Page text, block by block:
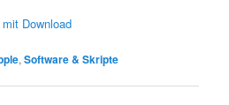
Download
,Software & Skripte